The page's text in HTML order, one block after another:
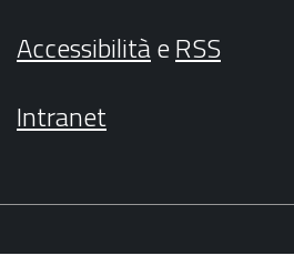
AccessibilitàeRSS
Intranet